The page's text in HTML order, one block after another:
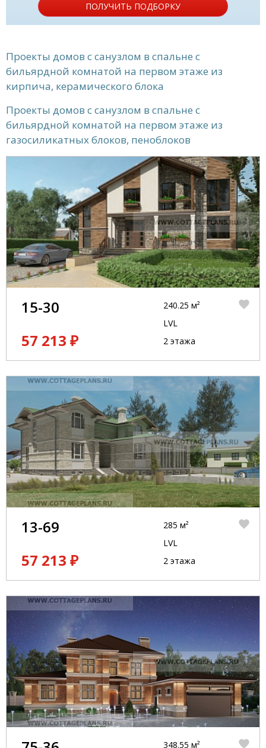
ПОЛУЧИТЬ ПОДБОРКУ
Проекты домов с санузлом в спальне с
бильярдной комнатой на первом этаже из
кирпича, керамического блока
Проекты домов с санузлом в спальне с
бильярдной комнатой на первом этаже из
газосиликатных блоков, пеноблоков
15-30
57 213 ₽
240.25 м²
LVL
2 этажа
13-69
57 213 ₽
285 м²
LVL
2 этажа
348.55 м²